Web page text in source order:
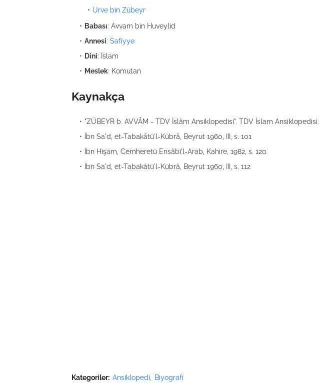
Urve bin Zübeyr
Babası: Avvam bin Huveylid
Annesi: Safiyye
Dini: İslam
Meslek: Komutan
Kaynakça
"ZÜBEYR b. AVVÂM - TDV İslâm Ansiklopedisi". TDV İslam Ansiklopedisi.
İbn Sa'd, et-Tabakâtü'l-Kübrâ, Beyrut 1960, III, s. 101
İbn Hişam, Cemheretü Ensâbi'l-Arab, Kahire, 1982, s. 120
İbn Sa'd, et-Tabakâtü'l-Kübrâ, Beyrut 1960, III, s. 112
Kategoriler: Ansiklopedi Biyografi